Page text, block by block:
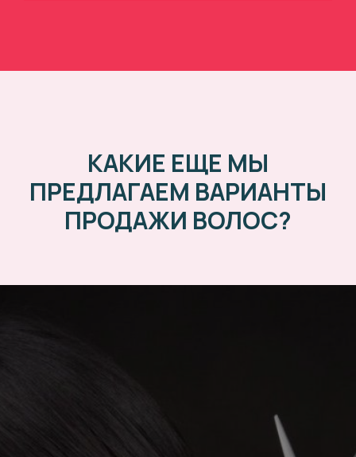
КАКИЕ ЕЩЕ МЫ
ПРЕДЛАГАЕМ ВАРИАНТЫ
ПРОДАЖИ ВОЛОС?